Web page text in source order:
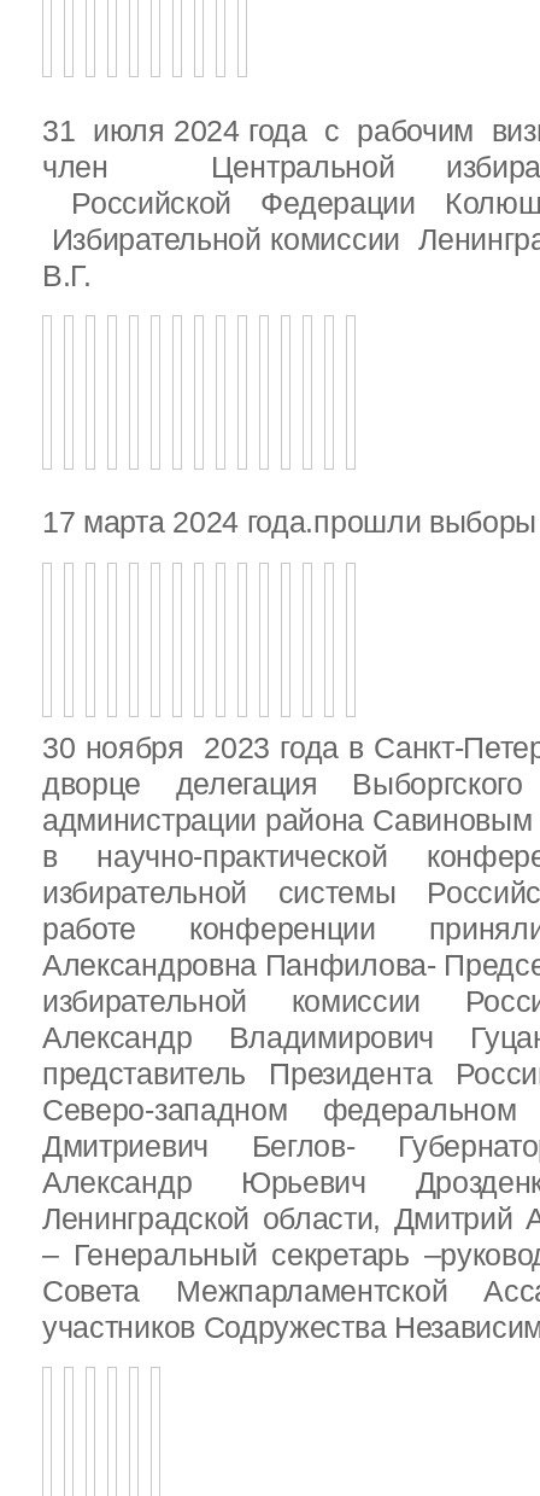
31 июля 2024 года с рабочим
член Центральной
Российской Федерации
Избирательной комиссии
В.Г.
17 марта 2024 года.прошли
30 ноября 2023 года в Санкт-
дворце делегация
администрации района Савиновым
в научно-практической
избирательной системы
работе конференции
Александровна Панфилова-
избирательной комиссии
Александр Владимирович
представитель Президента
Северо-западном федеральном
Дмитриевич Беглов-
Александр Юрьевич
Ленинградской области, Дмитрий
– Генеральный секретарь
Совета Межпарламентской
участников Содружества